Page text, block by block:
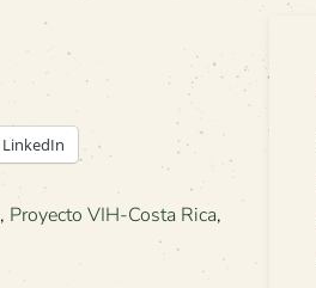
LinkedIn
, Proyecto VIH-Costa Rica,